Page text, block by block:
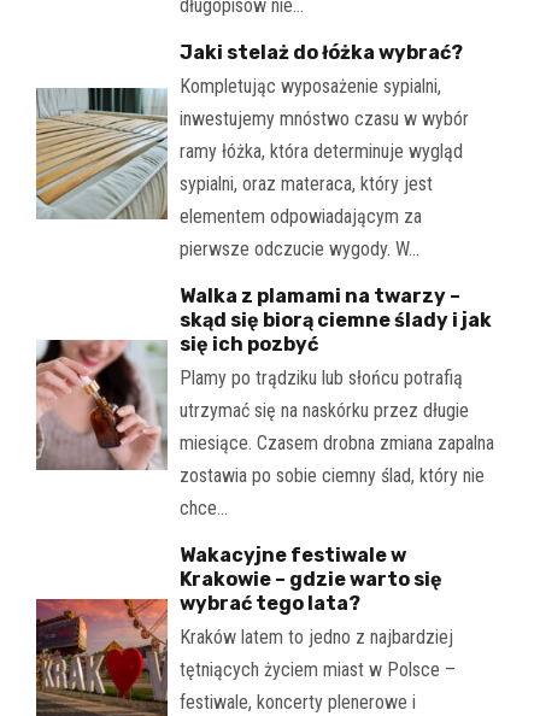
długopisów nie…
Jaki stelaż do łóżka wybrać?
Kompletując wyposażenie sypialni,
inwestujemy mnóstwo czasu w wybór
ramy łóżka, która determinuje wygląd
sypialni, oraz materaca, który jest
elementem odpowiadającym za
pierwsze odczucie wygody. W…
Walka z plamami na twarzy –
skąd się biorą ciemne ślady i jak
się ich pozbyć
Plamy po trądziku lub słońcu potrafią
utrzymać się na naskórku przez długie
miesiące. Czasem drobna zmiana zapalna
zostawia po sobie ciemny ślad, który nie
chce…
Wakacyjne festiwale w
Krakowie – gdzie warto się
wybrać tego lata?
Kraków latem to jedno z najbardziej
tętniących życiem miast w Polsce –
festiwale, koncerty plenerowe i